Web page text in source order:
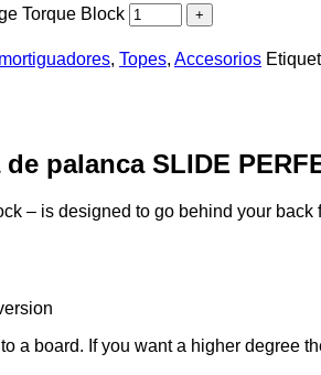
Torque Block
, Topes, Accesorios
palanca SLIDE
– is designed to go behind your
a board. If you want a higher degree